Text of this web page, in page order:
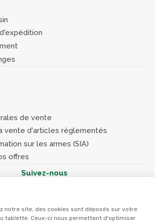
notre site, des cookies sont déposés sur votre
tablette. Ceux-ci nous permettent d'optimiser
de vente
vente d'articles réglementés
sur les armes (SIA)
offres
Suivez-nous